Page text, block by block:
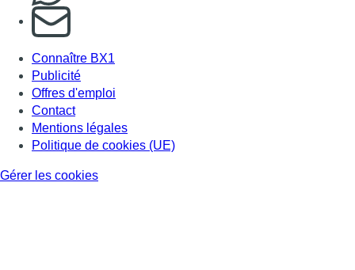
S'abonner à notre newsletter
Connaître BX1
Publicité
Offres d'emploi
Contact
Mentions légales
Politique de cookies (UE)
Gérer les cookies